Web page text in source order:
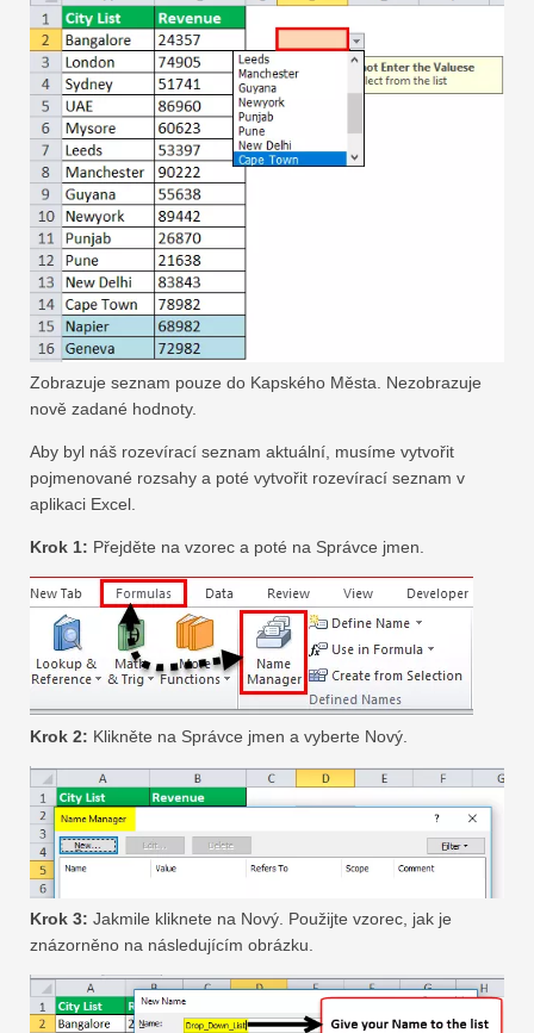
Zobrazuje seznam pouze do Kapského Města. Nezobrazuje
nově zadané hodnoty.
Aby byl náš rozevírací seznam aktuální, musíme vytvořit
pojmenované rozsahy a poté vytvořit rozevírací seznam v
aplikaci Excel.
Krok 1: Přejděte na vzorec a poté na Správce jmen.
Krok 2: Klikněte na Správce jmen a vyberte Nový.
Krok 3: Jakmile kliknete na Nový. Použijte vzorec, jak je
znázorněno na následujícím obrázku.